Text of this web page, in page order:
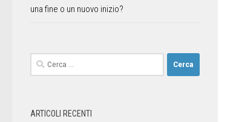
una fine o un nuovo inizio?
ARTICOLI RECENTI